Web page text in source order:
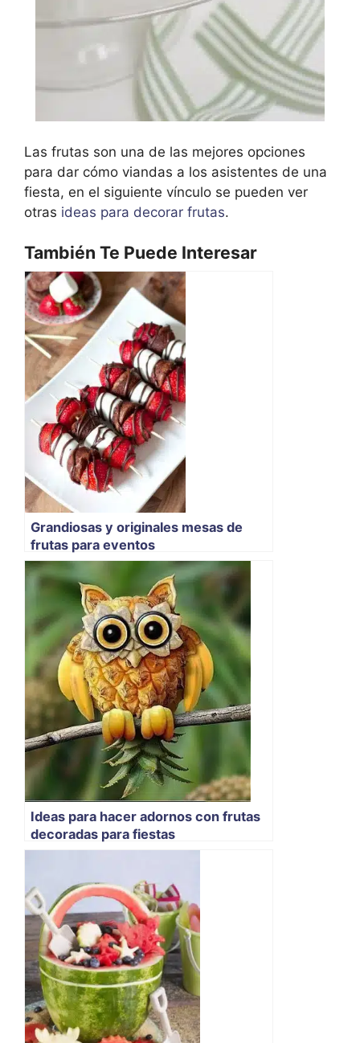
Las frutas son una de las mejores opciones
para dar cómo viandas a los asistentes de una
fiesta, en el siguiente vínculo se pueden ver
otras ideas para decorar frutas.
También Te Puede Interesar
Grandiosas y originales mesas de
frutas para eventos
Ideas para hacer adornos con frutas
decoradas para fiestas